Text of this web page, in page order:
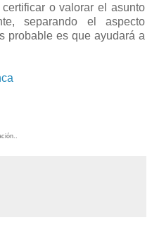
o valorar el asunto
separando el aspecto
probable es que ayudará a